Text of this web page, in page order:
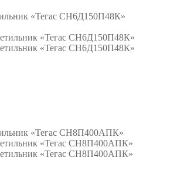
«Тегас СН6Д150П48К»
«Тегас СН8П400АПК»